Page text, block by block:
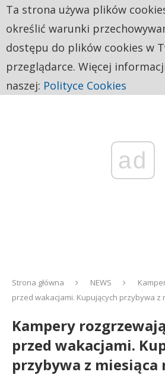
ad
Strona główna NEWS
przed wakacjami. Kupujących przybywa z
Kampery
przed wakacjami.
przybywa z miesiąca
Ta strona używa plików
określić warunki
dostępu do plików cookies w
przeglądarce. Więcej
naszej: Polityce Cookies